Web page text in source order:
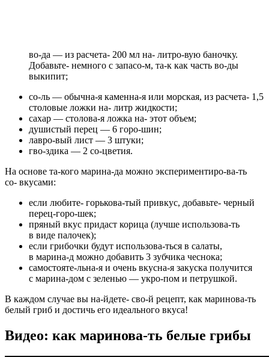
во-да — из расчета- 200 мл на- литро-вую баночку.
Добавьте- немного с запасо-м, та-к как часть во-ды
выкипит;
со-ль — обычна-я каменна-я или морская, из расчета- 1,5
столовые ложки на- литр жидкости;
сахар — столова-я ложка на- этот объем;
душистый перец — 6 горо-шин;
лавро-вый лист — 3 штуки;
гво-здика — 2 со-цветия.
На основе та-кого марина-да можно экспериментиро-ва-ть
со- вкусами:
если любите- горькова-тый привкус, добавьте- черный
перец-горо-шек;
пряный вкус придаст корица (лучше использова-ть
в виде палочек);
если грибочки будут использова-ться в салаты,
в марина-д можно добавить 3 зубчика чеснока;
самостояте-льна-я и очень вкусна-я закуска получится
с марина-дом с зеленью — укро-пом и петрушкой.
В каждом случае вы на-йдете- сво-й рецепт, как маринова-ть
белый гриб и достичь его идеального вкуса!
Видео: как маринова-ть белые грибы